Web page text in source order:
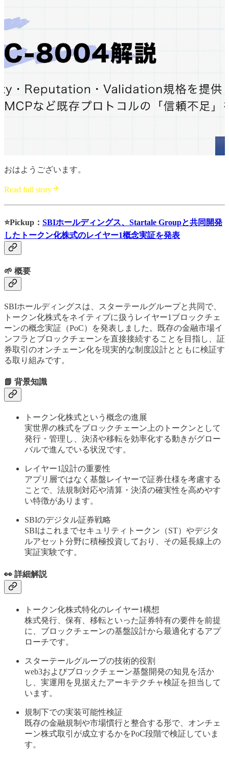
おはようございます。
Read full story
⭐️Pickup： SBIホールディングス、Startale Groupと共同開発
したトークン化株式のレイヤー1概念実証を発表
🌱 概要
SBIホールディングスは、スターテールグループと共同で、
トークン化株式をネイティブに扱うレイヤー1ブロックチェ
ーンの概念実証（PoC）を発表しました。既存の金融市場イ
ンフラとブロックチェーンを直接接続することを目指し、証
券取引のオンチェーン化を現実的な制度設計とともに検証す
る取り組みです。
📗 背景知識
トークン化株式という概念の進展
実世界の株式をブロックチェーン上のトークンとして
発行・管理し、決済や移転を効率化する動きがグロー
バルで進んでいる状況です。
レイヤー1設計の重要性
アプリ層ではなく基盤レイヤーで証券仕様を考慮する
ことで、法規制対応や清算・決済の確実性を高めやす
い特徴があります。
SBIのデジタル証券戦略
SBIはこれまでセキュリティトークン（ST）やデジタ
ルアセット分野に積極投資しており、その延長線上の
実証実験です。
👀 詳細解説
トークン化株式特化のレイヤー1構想
株式発行、保有、移転といった証券特有の要件を前提
に、ブロックチェーンの基盤設計から最適化するアプ
ローチです。
スターテールグループの技術的役割
web3およびブロックチェーン基盤開発の知見を活か
し、実運用を見据えたアーキテクチャ検証を担当して
います。
規制下での実装可能性検証
既存の金融規制や市場慣行と整合する形で、オンチェ
ーン株式取引が成立するかをPoC段階で検証していま
す。